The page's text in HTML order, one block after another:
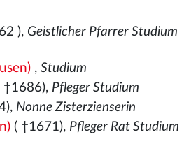
), Geistlicher Pfarrer Studium
,Studium
†1686), Pfleger Studium
Nonne Zisterzienserin
( †1671), Pfleger Rat Studium